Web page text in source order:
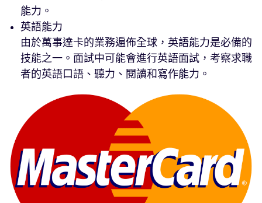
能力。
英語能力
由於萬事達卡的業務遍佈全球，英語能力是必備的
技能之一。面試中可能會進行英語面試，考察求職
者的英語口語、聽力、閱讀和寫作能力。